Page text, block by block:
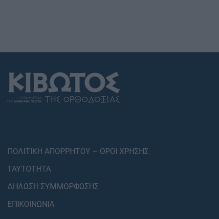
ΠΟΛΙΤΙΚΗ ΑΠΟΡΡΗΤΟΥ – ΟΡΟΙ ΧΡΗΣΗΣ
ΤΑΥΤΟΤΗΤΑ
ΔΗΛΩΣΗ ΣΥΜΜΟΡΦΩΣΗΣ
ΕΠΙΚΟΙΝΩΝΙΑ